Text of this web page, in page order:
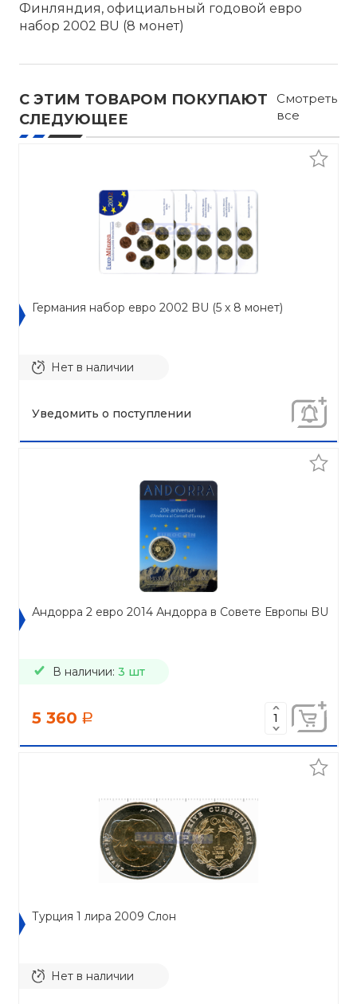
Финляндия, официальный годовой евро
набор 2002 BU (8 монет)
С ЭТИМ ТОВАРОМ ПОКУПАЮТ
СЛЕДУЮЩЕЕ
Смотреть
все
Германия набор евро 2002 BU (5 x 8 монет)
Нет в наличии
Уведомить о поступлении
Андорра 2 евро 2014 Андорра в Совете Европы BU
В наличии: 3 шт
5 360 a
Турция 1 лира 2009 Cлон
Нет в наличии